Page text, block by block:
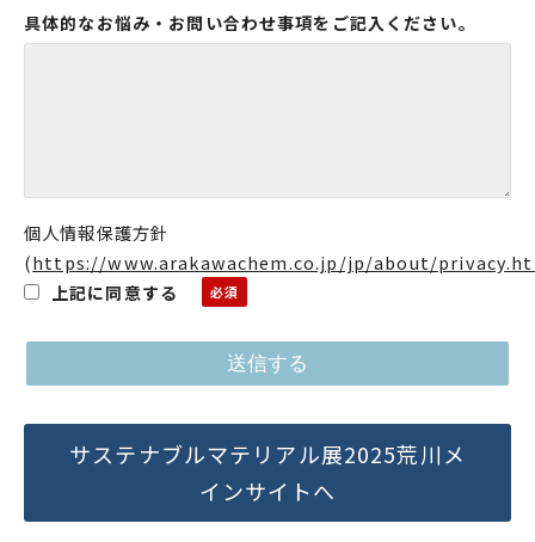
具体的なお悩み・お問い合わせ事項をご記入ください。
個人情報保護方針
(https://www.arakawachem.co.jp/jp/about/
上記に同意する
サステナブルマテリアル展2025荒川メ
インサイトへ